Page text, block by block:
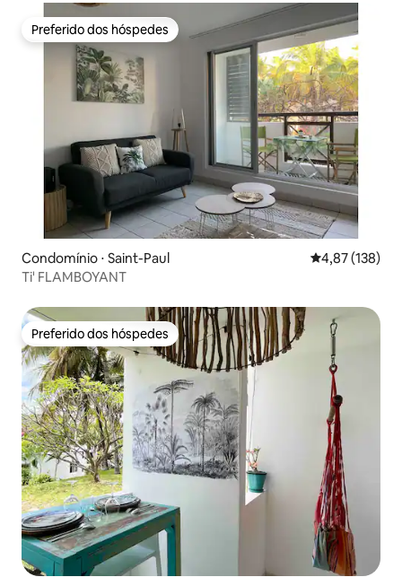
Preferido dos hóspedes
Preferido dos hóspedes
Condomínio ⋅ Saint-Paul 4,87 de uma
4,87 (138)
Ti' FLAMBOYANT
Preferido dos hóspedes
Preferido dos hóspedes